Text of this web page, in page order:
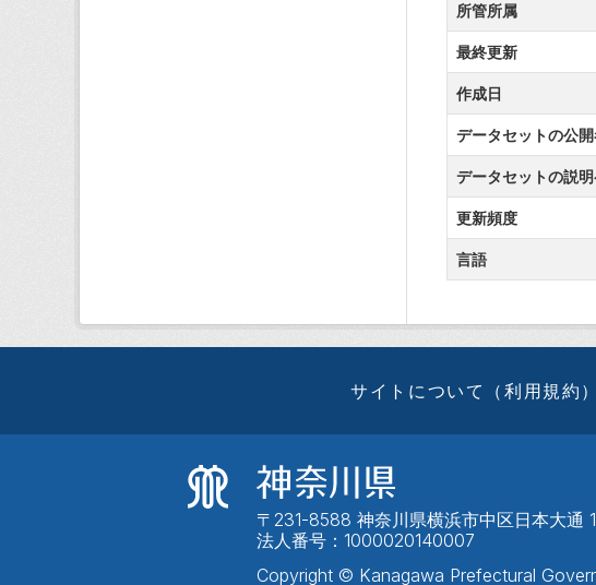
所管所属
最終更新
作成日
データセットの公
データセットの説
更新頻度
言語
サイトについて（利用規約）
〒231-8588 神奈川県横浜市中区日本大通
法人番号：1000020140007
Copyright © Kanagawa Prefectural